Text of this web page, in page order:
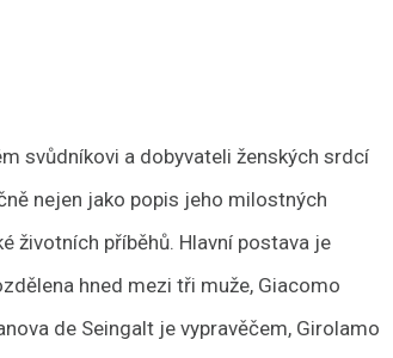
svůdníkovi a dobyvateli ženských srdcí
nejen jako popis jeho milostných
životních příběhů. Hlavní postava je
hned mezi tři muže, Giacomo
de Seingalt je vypravěčem, Girolamo